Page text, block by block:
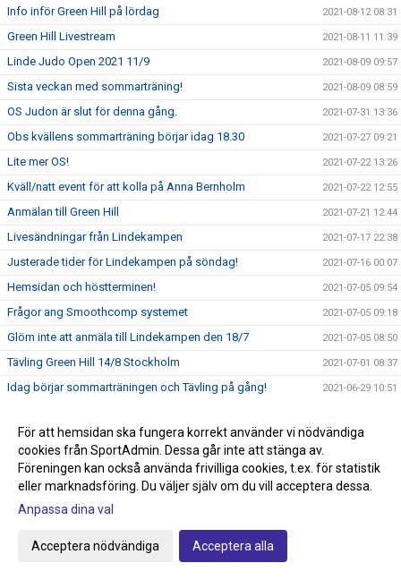
Info inför Green Hill på lördag 2021-08-12 08:31
Green Hill Livestream 2021-08-11 11:39
Linde Judo Open 2021 11/9 2021-08-09 09:57
Sista veckan med sommarträning! 2021-08-09 08:59
OS Judon är slut för denna gång. 2021-07-31 13:36
Obs kvällens sommarträning börjar idag 18.30 2021-07-27 09:21
Lite mer OS! 2021-07-22 13:26
Kväll/natt event för att kolla på Anna Bernholm 2021-07-22 12:55
Anmälan till Green Hill 2021-07-21 12:44
Livesändningar från Lindekampen 2021-07-17 22:38
Justerade tider för Lindekampen på söndag! 2021-07-16 00:07
Hemsidan och höstterminen! 2021-07-05 09:54
Frågor ang Smoothcomp systemet 2021-07-05 09:18
Glöm inte att anmäla till Lindekampen den 18/7 2021-07-05 08:50
Tävling Green Hill 14/8 Stockholm 2021-07-01 08:37
Idag börjar sommarträningen och Tävling på gång! 2021-06-29 10:51
Sommarträning från och med 29/6 kl 17.30-18.45 2021-06-09 21:44
Knappen klubbshop är uppdaterad 2021-05-22 15:27
Passa på och stötta klubben, köp klubbkläder på Team
Sportia
2021-05-22 15:00
möjligt!
Graderingstider vart köper jag mitt bälte?
För att hemsidan ska fungera korrekt använder vi nödvändiga
cookies från SportAdmin. Dessa går inte att stänga av.
Föreningen kan också använda frivilliga cookies, t.ex. för statistik
eller marknadsföring. Du väljer själv om du vill acceptera dessa.
Anpassa dina val
Acceptera nödvändiga Acceptera alla